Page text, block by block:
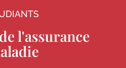
l'assurance